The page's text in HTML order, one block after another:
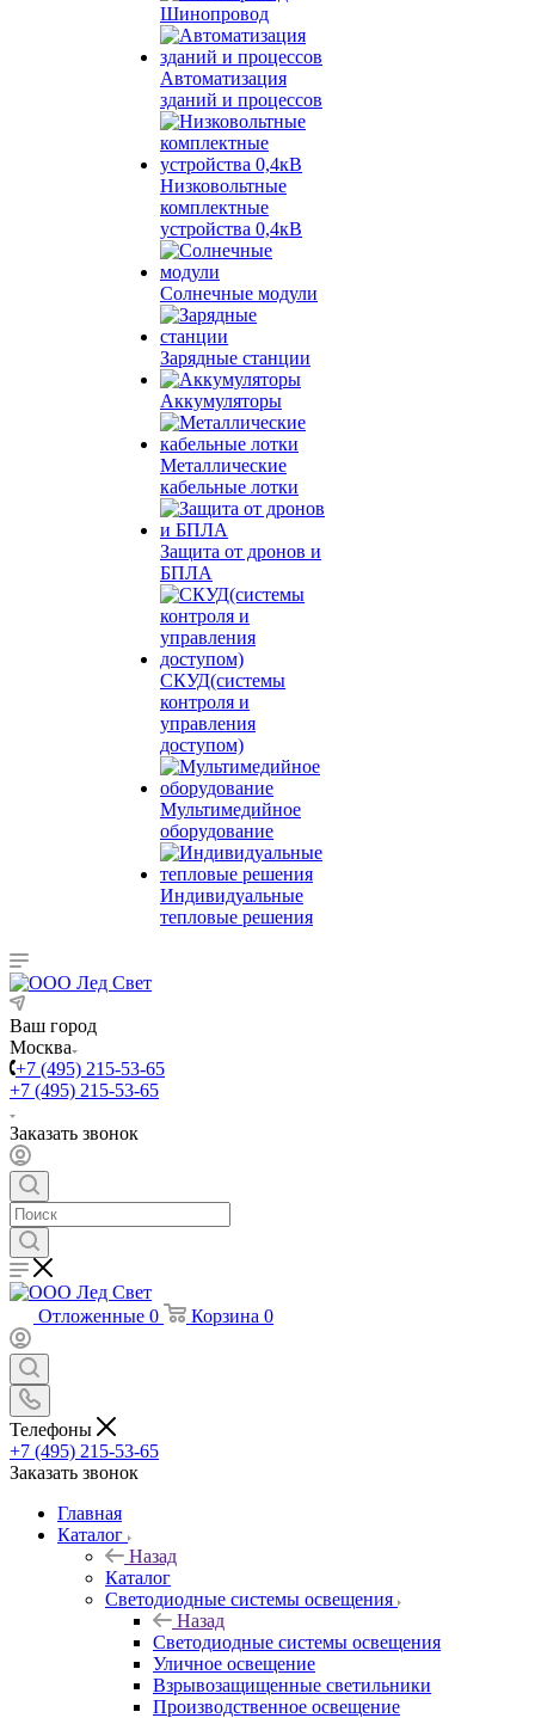
Шинопровод
Автоматизация
зданий и процессов
Низковольтные
комплектные
устройства 0,4кВ
Солнечные модули
Зарядные станции
Аккумуляторы
Металлические
кабельные лотки
Защита от дронов и
БПЛА
СКУД(системы
контроля и
управления
доступом)
Мультимедийное
оборудование
Индивидуальные
тепловые решения
Ваш город
Москва
+7 (495) 215-53-65
+7 (495) 215-53-65
Заказать звонок
Отложенные 0 Корзина 0
Телефоны
+7 (495) 215-53-65
Заказать звонок
Главная
Каталог
Назад
Каталог
Светодиодные системы освещения
Назад
Светодиодные системы освещения
Уличное освещение
Взрывозащищенные светильники
Производственное освещение